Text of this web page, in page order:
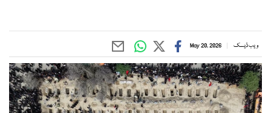
ویب ڈیسک May 20, 2026